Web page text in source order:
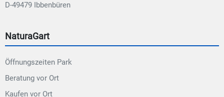
D-49479 Ibbenbüren
NaturaGart
Öffnungszeiten Park
Beratung vor Ort
Kaufen vor Ort